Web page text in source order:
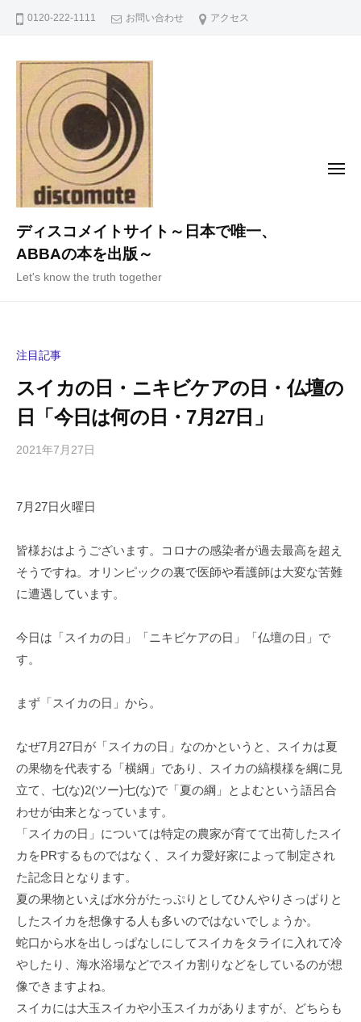
0120-222-1111 お問い合わせ アクセス
ディスコメイトサイト～日本で唯一、
ABBAの本を出版～
Let's know the truth together
メ
注目記事
スイカの日・ニキビケアの日・仏壇の
日「今日は何の日・7月27日」
2021年7月27日
a
s
a
メ
ン
7月27日火曜日
皆様おはようございます。コロナの感染者が過去最高を超え
そうですね。オリンピックの裏で医師や看護師は大変な苦難
に遭遇しています。
今日は「スイカの日」「ニキビケアの日」「仏壇の日」で
す。
まず「スイカの日」から。
なぜ7月27日が「スイカの日」なのかというと、スイカは夏
の果物を代表する「横綱」であり、スイカの縞模様を綱に見
立て、七(な)2(ツー)七(な)で「夏の綱」とよむという語呂合
わせが由来となっています。
「スイカの日」については特定の農家が育てて出荷したスイ
カをPRするものではなく、スイカ愛好家によって制定され
た記念日となります。
夏の果物といえば水分がたっぷりとしてひんやりさっぱりと
したスイカを想像する人も多いのではないでしょうか。
蛇口から水を出しっぱなしにしてスイカをタライに入れて冷
やしたり、海水浴場などでスイカ割りなどをしているのが想
像できますよね。
スイカには大玉スイカや小玉スイカがありますが、どちらも